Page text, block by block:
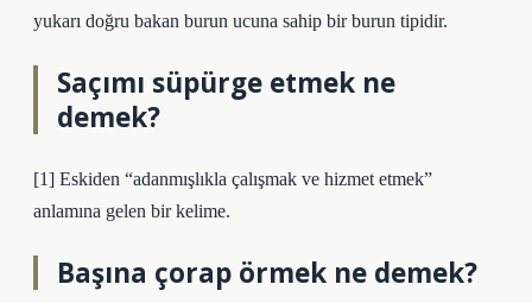
yukarı doğru bakan burun ucuna sahip bir burun tipidir.
Saçımı süpürge etmek ne
demek?
[1] Eskiden “adanmışlıkla çalışmak ve hizmet etmek”
anlamına gelen bir kelime.
Başına çorap örmek ne demek?